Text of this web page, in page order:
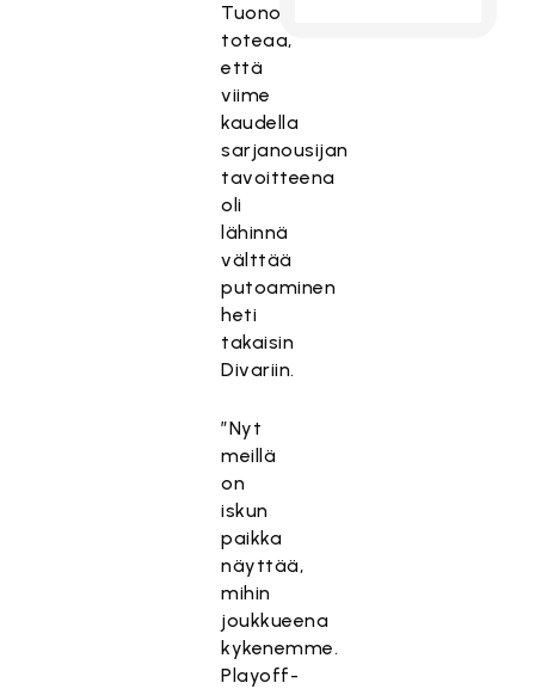
Tuononen
toteaa,
että
viime
kaudella
sarjanousijan
tavoitteena
oli
lähinnä
välttää
putoaminen
heti
takaisin
Divariin.
”Nyt
meillä
on
iskun
paikka
näyttää,
mihin
joukkueena
kykenemme.
Playoff-